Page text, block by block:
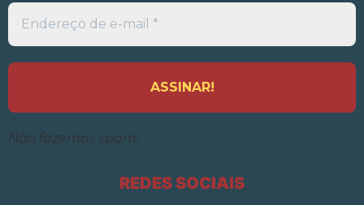
Endereço
de
e-
*
Não fazemos spam!
REDES SOCIAIS